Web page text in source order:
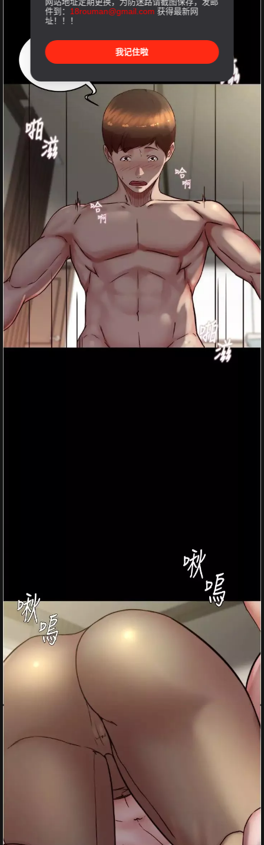
件到： 18rouman@gmail.com 获得最新网
址！！！
我记住啦